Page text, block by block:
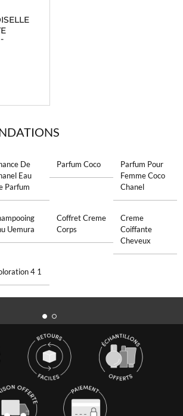
De
Eau
Parfum
Parfum Coco
Parfum Pour
Femme Coco
Chanel
Uemura
Coffret Creme
Corps
Creme
Coiffante
Cheveux
4 1